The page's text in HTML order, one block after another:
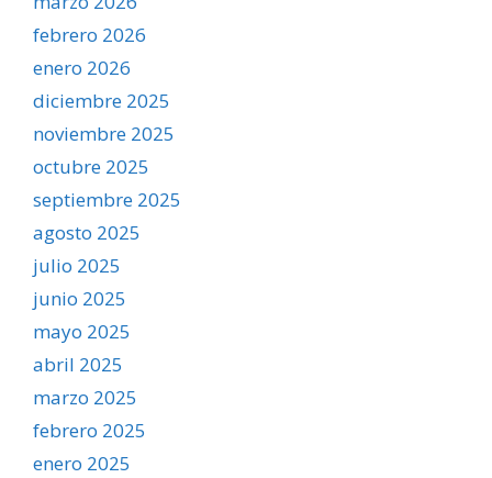
febrero 2026
enero 2026
diciembre 2025
noviembre 2025
octubre 2025
septiembre 2025
agosto 2025
julio 2025
junio 2025
mayo 2025
abril 2025
marzo 2025
febrero 2025
enero 2025